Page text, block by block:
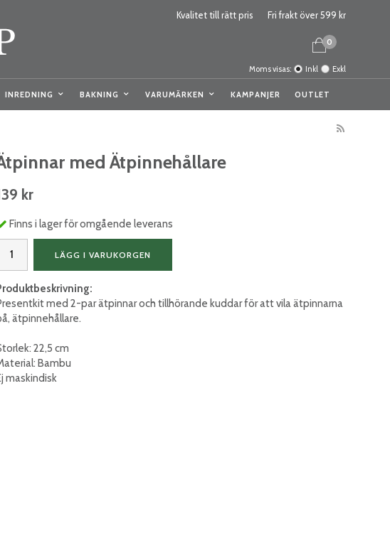
Kvalitet till rätt pris Fri frakt över 599 kr
0
Moms visas: Inkl Exkl
INREDNING BAKNING VARUMÄRKEN KAMPANJER OUTLET
med Ätpinnehållare
kr
Finns i lager för omgående leverans
LÄGG I VARUKORGEN
med 2-par ätpinnar och tillhörande kuddar för att vila ätpinnarna
ätpinnehållare.
22,5 cm
Bambu
maskindisk